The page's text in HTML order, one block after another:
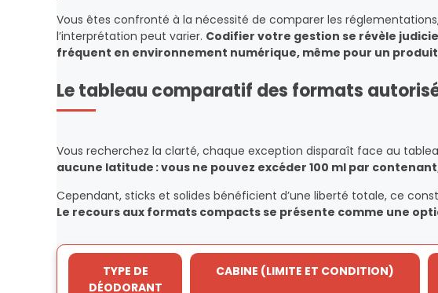
Vous êtes confronté à la nécessité de comparer les
l’interprétation peut varier. Codifier votre gestion se révèle
fréquent en environnement numérique, même pour un
Le tableau comparatif des formats
Vous recherchez la clarté, chaque exception disparaît face au
aucune latitude : vous ne pouvez excéder 100 ml par
Cependant, sticks et solides bénéficient d’une liberté totale, ce
Le recours aux formats compacts se présente comme une
TYPE DE
DÉODORANT
CABINE (LIMITE ET CONDITION)